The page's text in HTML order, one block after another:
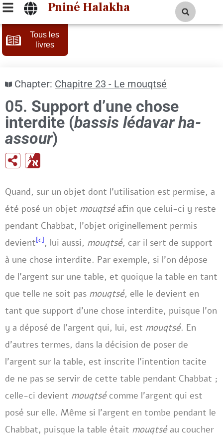
Pniné Halakha
Tous les
livres
Chapter: Chapitre 23 - Le mouqtsé
05. Support d’une chose
interdite (bassis lédavar ha-
assour)
Quand, sur un objet dont l’utilisation est permise, a
été posé un objet mouqtséafin que celui-ci y reste
pendant Chabbat, l’objet originellement permis
devient[c] , lui aussi, mouqtsé, car il sert de support
à une chose interdite. Par exemple, si l’on dépose
de l’argent sur une table, et quoique la table en tant
que telle ne soit pas mouqtsé, elle le devient en
tant que support d’une chose interdite, puisque l’on
y a déposé de l’argent qui, lui, est mouqtsé. En
d’autres termes, dans la décision de poser de
l’argent sur la table, est inscrite l’intention tacite
de ne pas se servir de cette table pendant Chabbat ;
celle-ci devient mouqtsécomme l’argent qui est
posé sur elle. Même si l’argent en tombe pendant le
Chabbat, puisque la table était mouqtséau coucher